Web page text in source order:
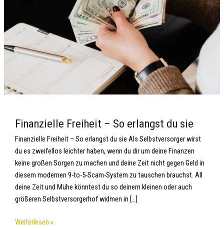
Finanzielle Freiheit – So erlangst du sie
Finanzielle Freiheit – So erlangst du sie Als Selbstversorger wirst
du es zweifellos leichter haben, wenn du dir um deine Finanzen
keine großen Sorgen zu machen und deine Zeit nicht gegen Geld in
diesem modernen 9-to-5-Scam-System zu tauschen brauchst. All
deine Zeit und Mühe könntest du so deinem kleinen oder auch
größeren Selbstversorgerhof widmen in […]
Weiterlesen »